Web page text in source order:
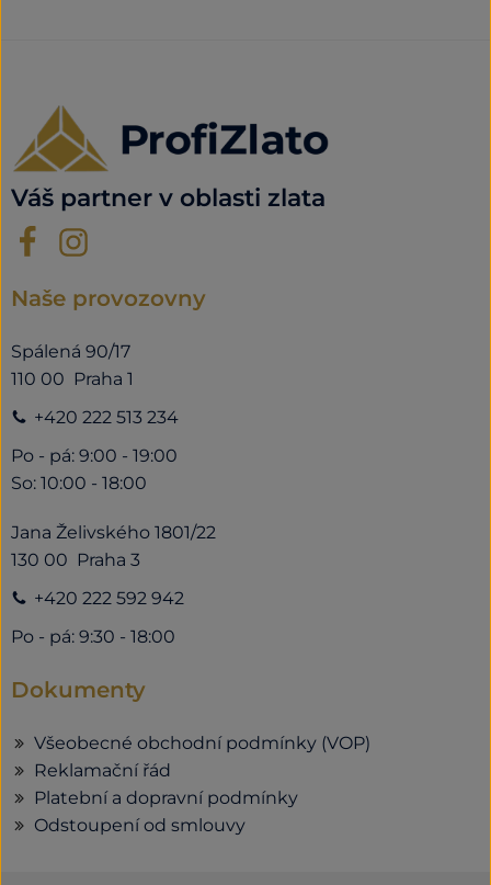
Váš partner v oblasti zlata
Naše provozovny
Spálená 90/17
110 00 Praha 1
+420 222 513 234
Po - pá: 9:00 - 19:00
So: 10:00 - 18:00
Jana Želivského 1801/22
130 00 Praha 3
+420 222 592 942
Po - pá: 9:30 - 18:00
Dokumenty
Všeobecné obchodní podmínky (VOP)
Reklamační řád
Platební a dopravní podmínky
Odstoupení od smlouvy